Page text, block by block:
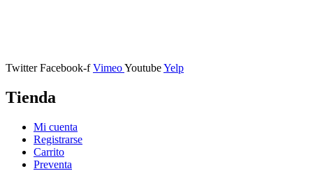
Twitter Facebook-f VimeoYoutubeYelp
Tienda
Mi cuenta
Registrarse
Carrito
Preventa